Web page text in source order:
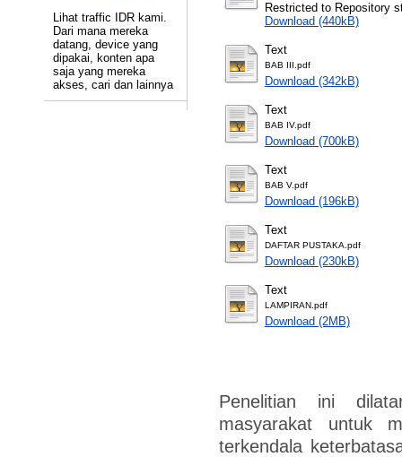
Lihat traffic IDR kami.
Dari mana mereka
datang, device yang
dipakai, konten apa
saja yang mereka
akses, cari dan lainnya
Restricted to Repository
Download (440kB)
Text
BAB III.pdf
Download (342kB)
Text
BAB IV.pdf
Download (700kB)
Text
BAB V.pdf
Download (196kB)
Text
DAFTAR PUSTAKA.pdf
Download (230kB)
Text
LAMPIRAN.pdf
Download (2MB)
Penelitian ini
masyarakat untuk
terkendala